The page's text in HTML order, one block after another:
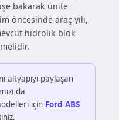
bakarak ünite
öncesinde araç yılı,
hidrolik blok
altyapıyı paylaşan
da
için Ford ABS